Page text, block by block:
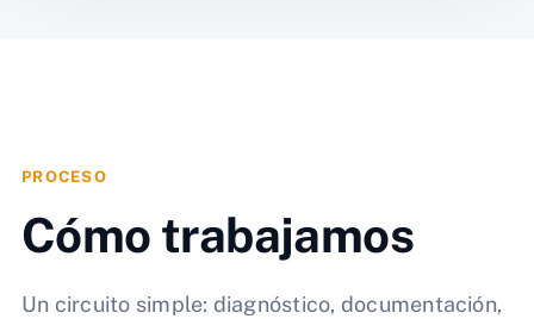
PROCESO
Cómo trabajamos
Un circuito simple: diagnóstico, documentación,